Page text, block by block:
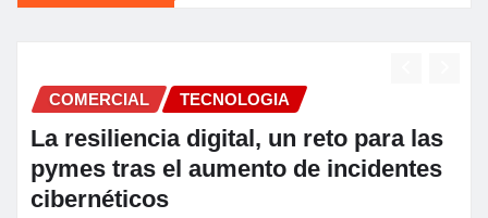
TECNOLOGIA
digital, un reto para las
tras el aumento de incidentes